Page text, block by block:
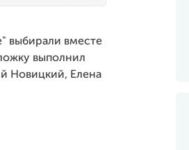
выбирали вместе
выполнил
Новицкий, Елена